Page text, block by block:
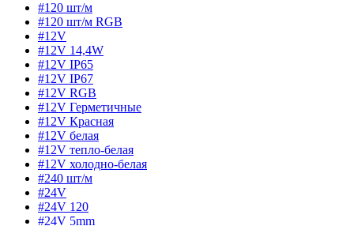
#120 шт/м
#120 шт/м RGB
#12V
#12V 14,4W
#12V IP65
#12V IP67
#12V RGB
#12V Герметичные
#12V Красная
#12V белая
#12V тепло-белая
#12V холодно-белая
#240 шт/м
#24V
#24V 120
#24V 5mm